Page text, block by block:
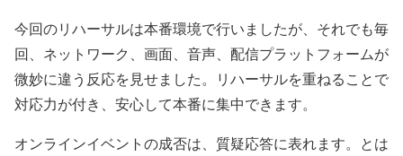
今回のリハーサルは本番環境で行いましたが、それでも毎
回、ネットワーク、画面、音声、配信プラットフォームが
微妙に違う反応を見せました。リハーサルを重ねることで
対応力が付き、安心して本番に集中できます。
オンラインイベントの成否は、質疑応答に表れます。とは